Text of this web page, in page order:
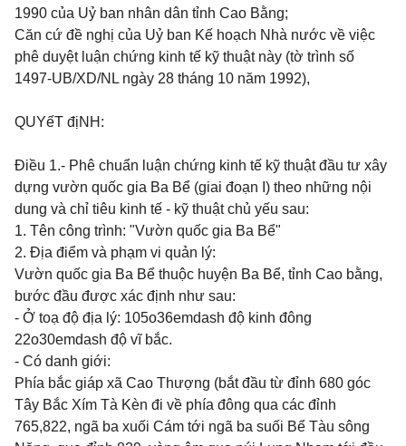
1990 của Uỷ ban nhân dân tỉnh Cao Bằng;
Căn cứ đề nghị của Uỷ ban Kế hoạch Nhà nước về việc
phê duyệt luận chứng kinh tế kỹ thuật này (tờ trình số
1497-UB/XD/NL ngày 28 tháng 10 năm 1992),
QUYếT địNH:
Điều 1.- Phê chuẩn luận chứng kinh tế kỹ thuật đầu tư xây
dựng vườn quốc gia Ba Bể (giai đoạn I) theo những nội
dung và chỉ tiêu kinh tế - kỹ thuật chủ yếu sau:
1. Tên công trình: "Vườn quốc gia Ba Bể"
2. Địa điểm và phạm vi quản lý:
Vườn quốc gia Ba Bể thuộc huyện Ba Bể, tỉnh Cao bằng,
bước đầu được xác định như sau:
- Ở toạ độ địa lý: 105o36emdash độ kinh đông
22o30emdash độ vĩ bắc.
- Có danh giới:
Phía bắc giáp xã Cao Thượng (bắt đầu từ đỉnh 680 góc
Tây Bắc Xím Tà Kèn đi về phía đông qua các đỉnh
765,822, ngã ba xuối Cám tới ngã ba suối Bể Tàu sông